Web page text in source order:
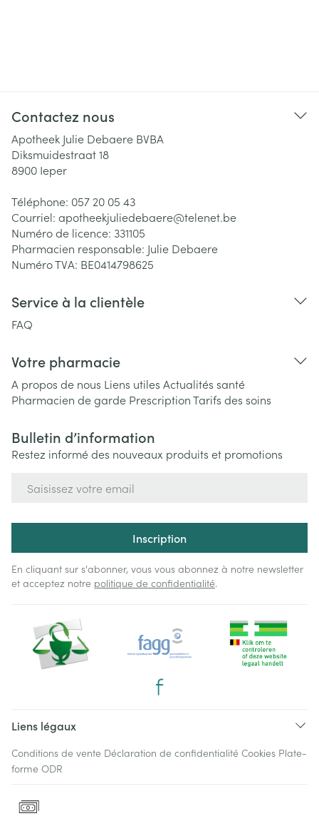
Contactez nous
Apotheek Julie Debaere BVBA
Diksmuidestraat 18
8900 Ieper
Téléphone: 057 20 05 43
Courriel: apotheekjuliedebaere@telenet.be
Numéro de licence: 331105
Pharmacien responsable: Julie Debaere
Numéro TVA: BE0414798625
Service à la clientèle
FAQ
Votre pharmacie
A propos de nous Liens utiles Actualités santé
Pharmacien de garde PrescriptionTarifs des soins
Bulletin d’information
Restez informé des nouveaux produits et promotions
Inscription
En cliquant sur s'abonner, vous vous abonnez à notre newsletter
et acceptez notre politique de confidentialité.
Liens légaux
Conditions de vente Déclaration de confidentialité Cookies Plate-
forme ODR